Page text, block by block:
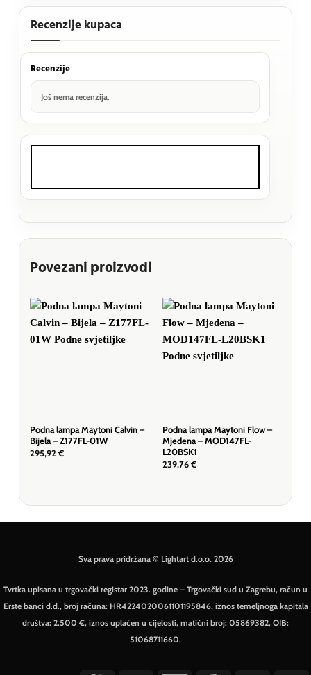
Recenzije kupaca
Recenzije
Još nema recenzija.
Povezani proizvodi
Podna lampa Maytoni Calvin –
Bijela – Z177FL-01W
295,92 €
Podna lampa Maytoni Flow –
Mjedena – MOD147FL-
L20BSK1
239,76 €
Sva prava pridržana © Lightart d.o.o. 2026
Tvrtka upisana u trgovački registar 2023. godine – Trgovački sud u Zagrebu, račun u
Erste banci d.d., broj računa: HR4224020061101195846, iznos temeljnoga kapitala
društva: 2.500 €, iznos uplaćen u cijelosti, matični broj: 05869382, OIB:
51068711660.